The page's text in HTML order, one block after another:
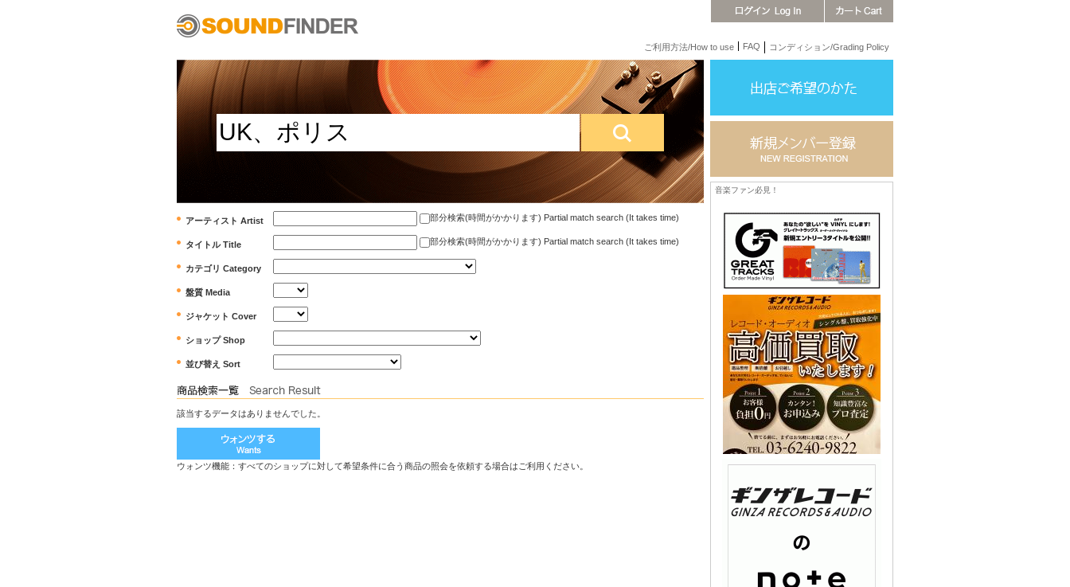
ご利用方法/How to use FAQ コンディション/Grading Policy
アーティスト Artist 部分検索(時間がかかります) Partial match search (It takes time)
タイトル Title 部分検索(時間がかかります) Partial match search (It takes time)
カテゴリ Category
盤質 Media
ジャケット Cover
ショップ Shop
並び替え Sort
該当するデータはありませんでした。
ウォンツ機能：すべてのショップに対して希望条件に合う商品の照会を依頼する場合はご利用ください。
音楽ファン必見！